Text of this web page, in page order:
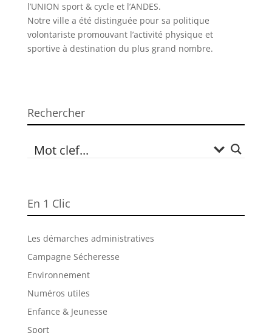
l’UNION sport & cycle et l’ANDES.
Notre ville a été distinguée pour sa politique
volontariste promouvant l’activité physique et
sportive à destination du plus grand nombre.
Rechercher
En 1 Clic
Les démarches administratives
Campagne Sécheresse
Environnement
Numéros utiles
Enfance & Jeunesse
Sport